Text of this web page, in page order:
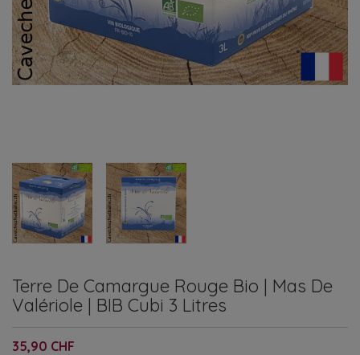
Terre De Camargue Rouge Bio | Mas De
Valériole | BIB Cubi 3 Litres
35,90 CHF